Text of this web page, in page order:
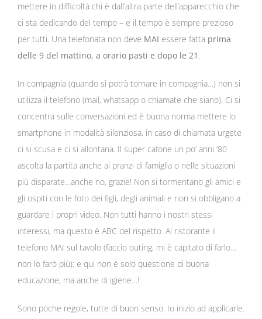
mettere in difficoltà chi è dall’altra parte dell’apparecchio che
ci sta dedicando del tempo – e il tempo è sempre prezioso
per tutti. Una telefonata non deve MAI essere fatta prima
delle 9 del mattino, a orario pasti e dopo le 21 .
In compagnia (quando si potrà tornare in compagnia…) non si
utilizza il telefono (mail, whatsapp o chiamate che siano). Ci si
concentra sulle conversazioni ed è buona norma mettere lo
smartphone in modalità silenziosa, in caso di chiamata urgete
ci si scusa e ci si allontana. Il super cafone un po’ anni ’80
ascolta la partita anche ai pranzi di famiglia o nelle situazioni
più disparate…anche no, grazie! Non si tormentano gli amici e
gli ospiti con le foto dei figli, degli animali e non si obbligano a
guardare i propri video. Non tutti hanno i nostri stessi
interessi, ma questo è ABC del rispetto. Al ristorante il
telefono MAI sul tavolo (faccio outing, mi è capitato di farlo…
non lo farò più): e qui non è solo questione di buona
educazione, ma anche di igiene…!
Sono poche regole, tutte di buon senso. Io inizio ad applicarle.